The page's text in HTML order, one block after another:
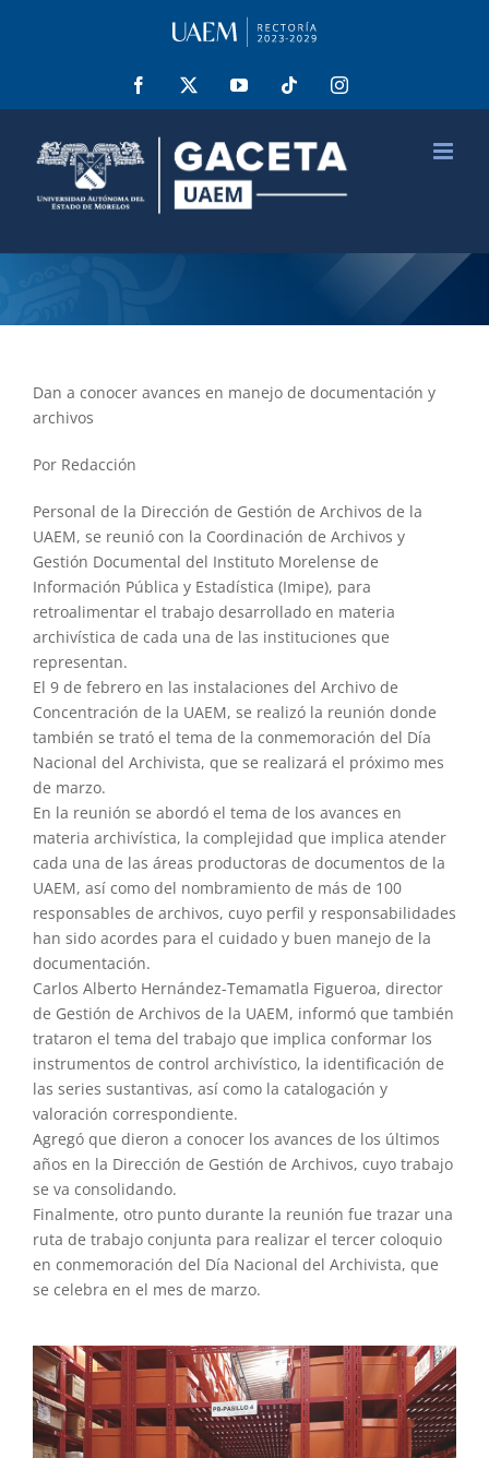
Facebook YouTube Tiktok Instagram
Dan a conocer avances en manejo de documentación y
archivos
Por Redacción
Personal de la Dirección de Gestión de Archivos de la
UAEM, se reunió con la Coordinación de Archivos y
Gestión Documental del Instituto Morelense de
Información Pública y Estadística (Imipe), para
retroalimentar el trabajo desarrollado en materia
archivística de cada una de las instituciones que
representan.
El 9 de febrero en las instalaciones del Archivo de
Concentración de la UAEM, se realizó la reunión donde
también se trató el tema de la conmemoración del Día
Nacional del Archivista, que se realizará el próximo mes
de marzo.
En la reunión se abordó el tema de los avances en
materia archivística, la complejidad que implica atender
cada una de las áreas productoras de documentos de la
UAEM, así como del nombramiento de más de 100
responsables de archivos, cuyo perfil y responsabilidades
han sido acordes para el cuidado y buen manejo de la
documentación.
Carlos Alberto Hernández-Temamatla Figueroa, director
de Gestión de Archivos de la UAEM, informó que también
trataron el tema del trabajo que implica conformar los
instrumentos de control archivístico, la identificación de
las series sustantivas, así como la catalogación y
valoración correspondiente.
Agregó que dieron a conocer los avances de los últimos
años en la Dirección de Gestión de Archivos, cuyo trabajo
se va consolidando.
Finalmente, otro punto durante la reunión fue trazar una
ruta de trabajo conjunta para realizar el tercer coloquio
en conmemoración del Día Nacional del Archivista, que
se celebra en el mes de marzo.